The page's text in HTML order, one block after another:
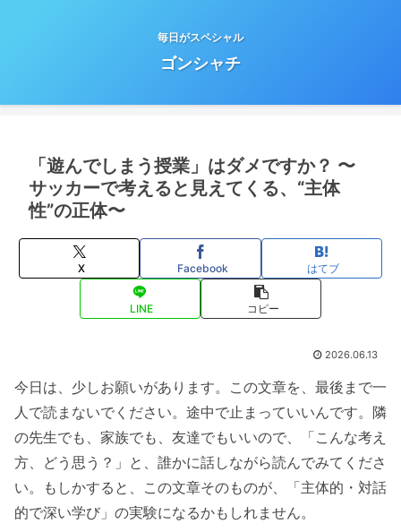
毎日がスペシャル
ゴンシャチ
「遊んでしまう授業」はダメですか？ 〜
サッカーで考えると見えてくる、“主体
性”の正体〜
X Facebook はてブ
LINE コピー
2026.06.13
今日は、少しお願いがあります。この文章を、最後まで一
人で読まないでください。途中で止まっていいんです。隣
の先生でも、家族でも、友達でもいいので、「こんな考え
方、どう思う？」と、誰かに話しながら読んでみてくださ
い。もしかすると、この文章そのものが、「主体的・対話
的で深い学び」の実験になるかもしれません。